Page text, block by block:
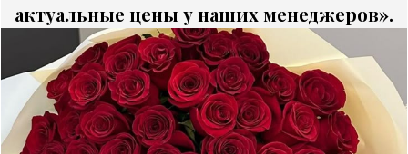
актуальные цены у наших менеджеров».